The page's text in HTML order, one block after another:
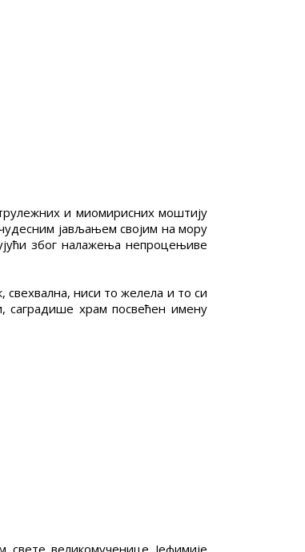
и миомирисних моштију
јављањем својим на мору
због налажења непроцењиве
ниси то желела и то си
саградише храм посвећен имену
великомученице Јефимије